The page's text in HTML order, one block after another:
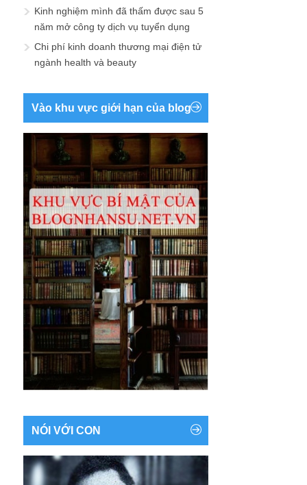
Kinh nghiệm mình đã thấm được sau 5
năm mở công ty dịch vụ tuyển dụng
Chi phí kinh doanh thương mại điện tử
ngành health và beauty
Vào khu vực giới hạn của blog
NÓI VỚI CON